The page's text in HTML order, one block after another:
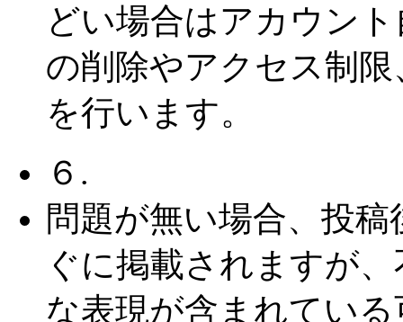
どい場合はアカウント
の削除やアクセス制限
を行います。
６.
問題が無い場合、投稿
ぐに掲載されますが
な表現が含まれている